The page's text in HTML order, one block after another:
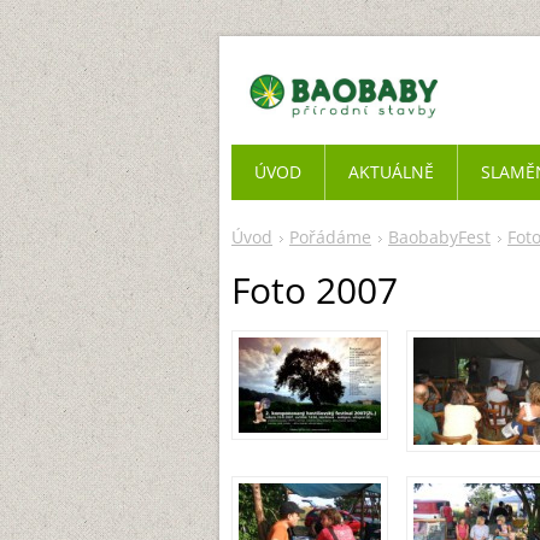
Úvod Pořádáme BaobabyFest
Foto 2007
ÚVOD AKTUÁLNĚ